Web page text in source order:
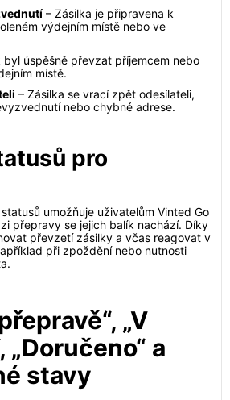
– Zásilka je připravena k
výdejním místě nebo ve
byl úspěšně převzat příjemcem nebo
místě.
– Zásilka se vrací zpět odesílateli,
nebo chybné adrese.
pro
umožňuje uživatelům Vinted Go
přepravy se jejich balík nachází. Díky
převzetí zásilky a včas reagovat v
při zpoždění nebo nutnosti
„V
„Doručeno“ a
stavy